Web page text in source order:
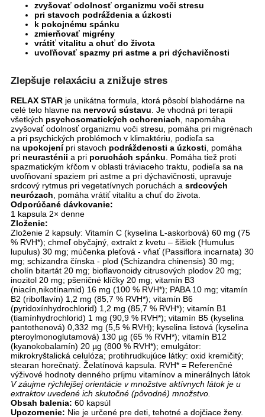
zvyšovať odolnosť organizmu voči stresu
pri stavoch podráždenia a úzkosti
k pokojnému spánku
zmierňovať migrény
vrátiť vitalitu a chuť do života
uvoľňovať spazmy pri astme a pri dýchavičnosti
Zlepšuje relaxáciu a znižuje stres
RELAX STAR je unikátna formula, ktorá pôsobí blahodárne na
celé telo hlavne na nervovú sústavu . Je vhodná pri terapii
všetkých psychosomatických ochoreniach , napomáha
zvyšovať odolnosť organizmu voči stresu, pomáha pri migrénach
a pri psychických problémoch v klimaktériu, podieľa sa
na upokojenípri stavoch podráždenosti a úzkosti , pomáha
pri neurasténii a pri poruchách spánku . Pomáha tiež proti
spazmatickým kŕčom v oblasti tráviaceho traktu, podieľa sa na
uvoľňovaní spaziem pri astme a pri dýchavičnosti, upravuje
srdcový rytmus pri vegetatívnych poruchách a srdcových
neurózach , pomáha vrátiť vitalitu a chuť do života.
Odporúčané dávkovanie:
1 kapsula 2× denne
Zloženie:
Zloženie 2 kapsuly: Vitamín C (kyselina L-askorbová) 60 mg (75
% RVH*); chmeľ obyčajný, extrakt z kvetu – šišiek (Humulus
lupulus) 30 mg; múčenka pleťová - vňať (Passiflora incarnata) 30
mg; schizandra čínska - plod (Schizandra chinensis) 30 mg;
cholín bitartát 20 mg; bioflavonoidy citrusových plodov 20 mg;
inozitol 20 mg; pšeničné klíčky 20 mg; vitamín B3
(niacín,nikotínamid) 16 mg (100 % RVH*); PABA 10 mg; vitamín
B2 (riboflavín) 1,2 mg (85,7 % RVH*); vitamín B6
(pyridoxínhydrochlorid) 1,2 mg (85,7 % RVH*); vitamín B1
(tiamínhydrochlorid) 1 mg (90,9 % RVH*); vitamín B5 (kyselina
pantothenová) 0,332 mg (5,5 % RVH); kyselina listová (kyselina
pteroylmonoglutamová) 130 µg (65 % RVH*); vitamín B12
(kyanokobalamín) 20 µg (800 % RVH*); emulgátor:
mikrokryštalická celulóza; protihrudkujúce látky: oxid kremičitý;
stearan horečnatý. Želatínová kapsula. RVH* = Referenčné
výživové hodnoty denného príjmu vitamínov a minerálnych látok
V záujme rýchlejšej orientácie v množstve aktívnych látok je u
extraktov uvedené ich skutočné (pôvodné) množstvo.
Obsah balenia: 60 kapsúl
Upozornenie: Nie je určené pre deti, tehotné a dojčiace ženy.